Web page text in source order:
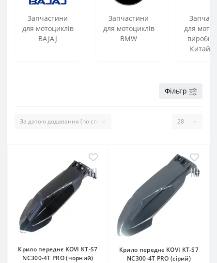
Запчастини
для мотоциклів
BAJAJ
Запчастини
для мотоциклів
BMW
для
Китай
Фільтр
Крило переднє KOVI KT-S7
NC300-4Т PRO (чорний)
Крило переднє KOVI KT-S7
NC300-4Т PRO (сірий)